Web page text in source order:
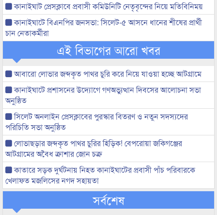
কানাইঘাট প্রেসক্লাবে প্রবাসী কমিউনিটি নেতৃবৃন্দের নিয়ে মতিবিনিময়
কানাইঘাটে বিএনপির জনসভা: সিলেট-৫ আসনে ধানের শীষের প্রার্থী
চান নেতাকর্মীরা
এই বিভাগের আরো খবর
আবারো লোভার জব্দকৃত পাথর চুরি করে নিয়ে যাওয়া হচ্ছে আটগ্রামে
কানাইঘাটে প্রশাসনের উদ্যোগে গণঅভ্যুত্থান দিবসের আলোচনা সভা
অনুষ্ঠিত
সিলেট অনলাইন প্রেসক্লাবের পুরস্কার বিতরণ ও নতুন সদস্যদের
পরিচিতি সভা অনুষ্ঠিত
লোভাছড়ার জব্দকৃত পাথর চুরির হিড়িক! বেপরোয়া জকিগঞ্জের
আটগ্রামের অবৈধ ক্রাশার জোন চক্র
কাতারে সড়ক দুর্ঘটনায় নিহত কানাইঘাটের প্রবাসী পাঁচ পরিবারকে
খেলাফত মজলিসের নগদ সহায়তা
সর্বশেষ